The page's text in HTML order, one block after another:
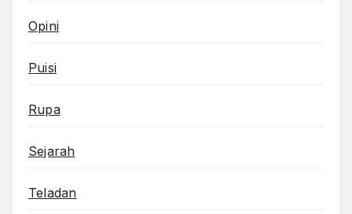
Opini
Puisi
Rupa
Sejarah
Teladan